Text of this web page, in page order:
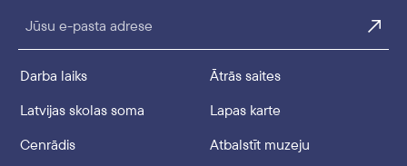
Darba laiks
Ātrās saites
Latvijas skolas soma
Lapas karte
Cenrādis
Atbalstīt muzeju